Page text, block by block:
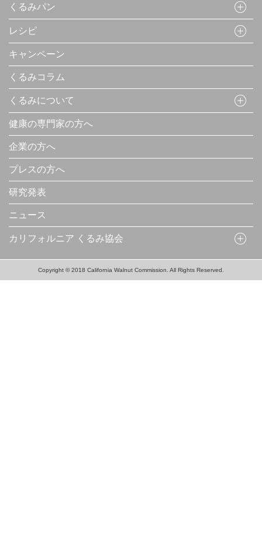
くるみパン
レシピ
キャンペーン
くるみコラム
くるみについて
健康の専門家の方へ
企業の方へ
プレスの方へ
研究発表
ニュース
カリフォルニア くるみ協会
Copyright © 2018 California Walnut Commission. All Rights Reserved.